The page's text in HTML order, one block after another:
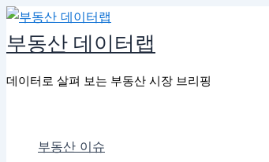
콘
텐
츠
로
부동산 데이터랩
데이터로 살펴 보는 부동산 시장 브리핑
부동산 이슈